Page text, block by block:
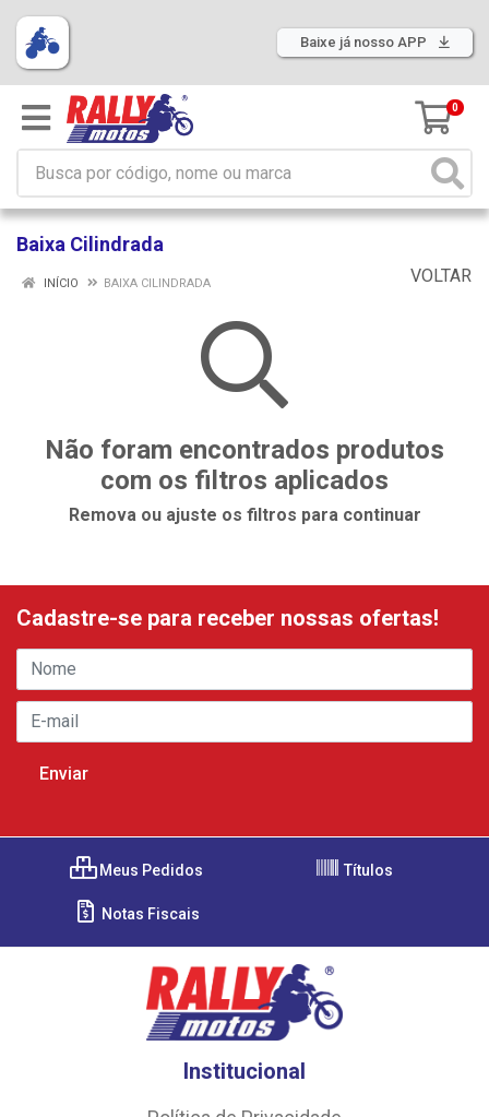
Baixe já nosso APP
0
Baixa Cilindrada
VOLTAR
INÍCIO BAIXA CILINDRADA
Não foram encontrados produtos
com os filtros aplicados
Remova ou ajuste os filtros para continuar
Cadastre-se para receber nossas ofertas!
Meus Pedidos Títulos
Notas Fiscais
Institucional